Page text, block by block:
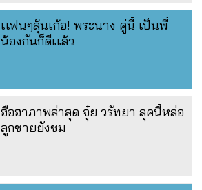
เเฟนๆลุ้นเก้อ! พระนาง คู่นี้ เป็นพี่
น้องกันก็ดีเเล้ว
ฮือฮาภาพล่าสุด จุ๋ย วรัทยา ลุคนี้หล่อ
ลูกชายยังชม